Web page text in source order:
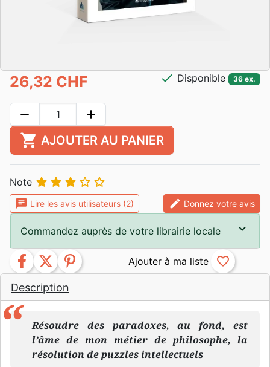
Description
Résoudre des paradoxes, au fond, est
l’âme de mon métier de philosophe, la
résolution de puzzles intellectuels
26,32 CHF check Disponible 36 ex.
remove add
shopping_cart AJOUTER AU PANIER
Note     
chat Lire les avis utilisateurs (2) edit Donnez votre avis
Commandez auprès de votre librairie locale
facebook twitter pinterest favorite_border